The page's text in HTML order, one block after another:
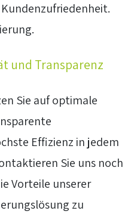
und Transparenz
Sie auf optimale
Effizienz in jedem
Sie uns noch
Vorteile unserer
zu